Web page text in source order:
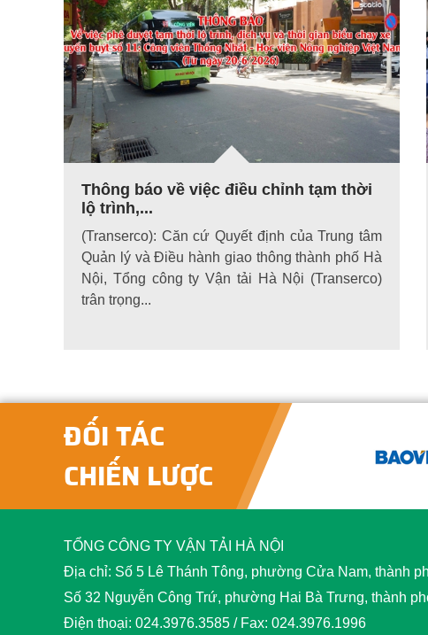
Thông báo về việc điều chỉnh tạm thời
lộ trình,...
(Transerco): Căn cứ Quyết định của Trung tâm
Quản lý và Điều hành giao thông thành phố Hà
Nội, Tổng công ty Vận tải Hà Nội (Transerco)
trân trọng...
ĐỐI TÁC
CHIẾN LƯỢC
TỔNG CÔNG TY VẬN TẢI HÀ NỘI
Địa chỉ: Số 5 Lê Thánh Tông, phường Cửa Nam, thành
Số 32 Nguyễn Công Trứ, phường Hai Bà Trưng, thành
Điện thoại: 024.3976.3585 / Fax: 024.3976.1996